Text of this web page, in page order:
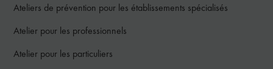
Ateliers de prévention pour les établissements spécialisés
Atelier pour les professionnels
Atelier pour les particuliers